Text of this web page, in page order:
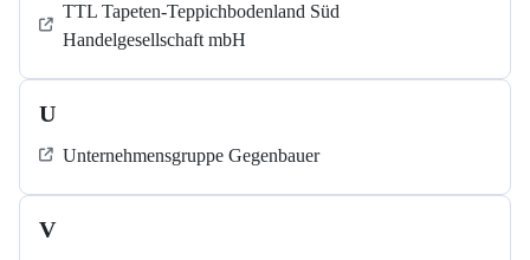
TTL Tapeten-Teppichbodenland Süd
Handelgesellschaft mbH
U
Unternehmensgruppe Gegenbauer
V